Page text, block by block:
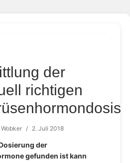
der
richtigen
/ 2. Juli 2018
der
gefunden ist kann